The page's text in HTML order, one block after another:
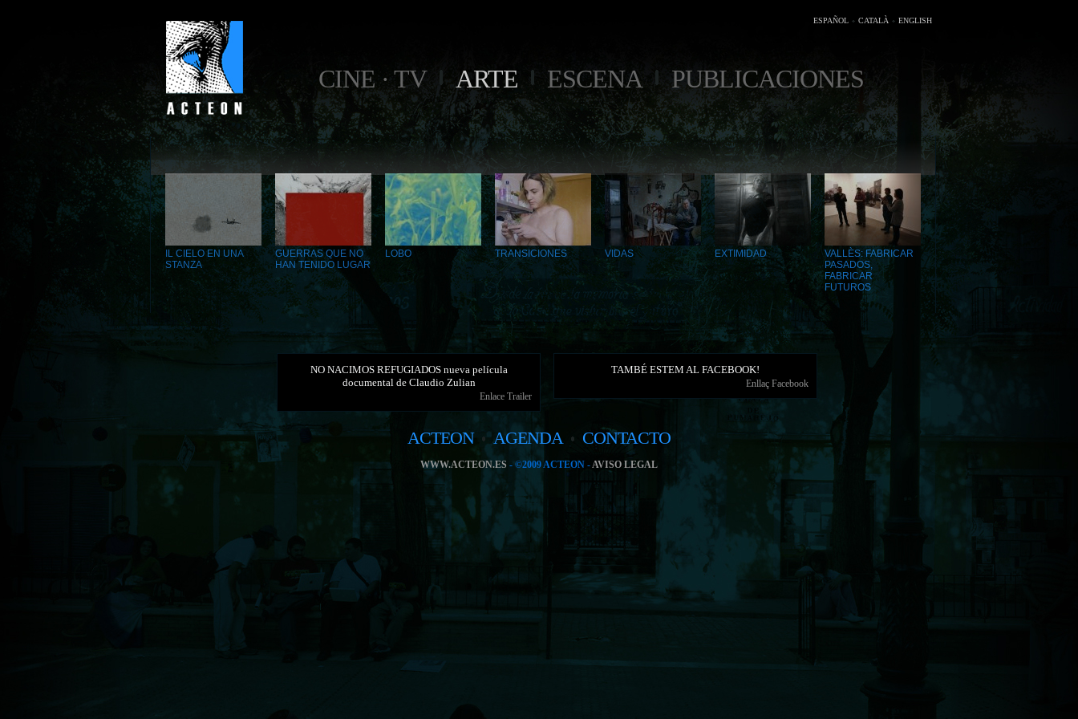
ESPAÑOL CATALÀ ENGLISH
CINE · TV ARTE ESCENA PUBLICACIONES
IL CIELO EN UNA
STANZA
GUERRAS QUE NO
HAN TENIDO LUGAR
LOBO TRANSICIONES VIDAS EXTIMIDAD
VALLÈS: FABRICAR
PASADOS,
FABRICAR
FUTUROS
NO NACIMOS REFUGIADOS nueva película
documental de Claudio Zulian
Enlace Trailer
TAMBÉ ESTEM AL FACEBOOK!
Enllaç Facebook
ACTEON AGENDA CONTACTO
WWW.ACTEON.ES - ©2009 ACTEON -AVISO LEGAL